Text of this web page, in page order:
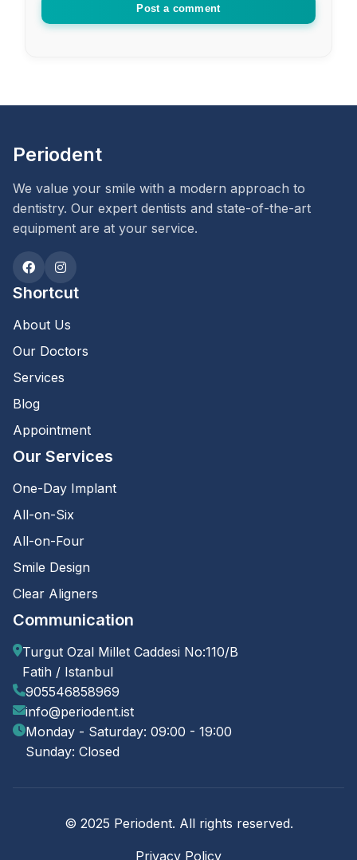
Post a comment
Periodent
We value your smile with a modern approach to
dentistry. Our expert dentists and state-of-the-art
equipment are at your service.
Shortcut
About Us
Our Doctors
Services
Blog
Appointment
Our Services
One-Day Implant
All-on-Six
All-on-Four
Smile Design
Clear Aligners
Communication
Turgut Ozal Millet Caddesi No:110/B
Fatih / Istanbul
905546858969
info@periodent.ist
Monday - Saturday: 09:00 - 19:00
Sunday: Closed
© 2025 Periodent. All rights reserved.
Privacy Policy